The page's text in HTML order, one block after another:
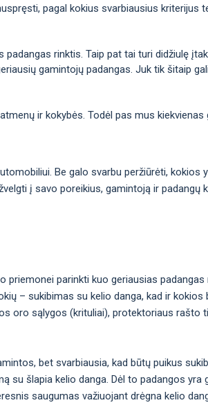
pagal kokius svarbiausius kriterijus
rinktis. Taip pat tai turi didžiulę
gamintojų padangas. Juk tik šitaip
ir kokybės. Todėl pas mus
Be galo svarbu peržiūrėti, kokios
į savo poreikius, gamintoją ir padangų
parinkti kuo geriausias
– sukibimas su kelio danga, kad ir kokios
oro sąlygos (krituliai), protektoriaus rašto
bet svarbiausia, kad būtų puikus
su šlapia kelio danga. Dėl to padangos
saugumas važiuojant drėgna kelio